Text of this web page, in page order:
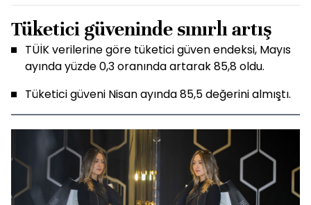
Tüketici güveninde sınırlı artış
TÜİK verilerine göre tüketici güven endeksi, Mayıs
ayında yüzde 0,3 oranında artarak 85,8 oldu.
Tüketici güveni Nisan ayında 85,5 değerini almıştı.